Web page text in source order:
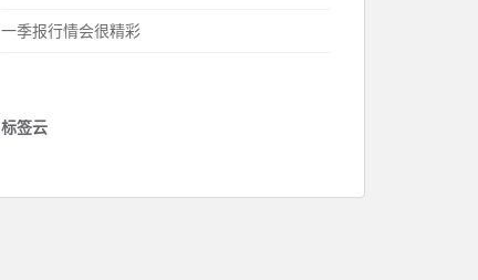
一季报行情会很精彩
标签云